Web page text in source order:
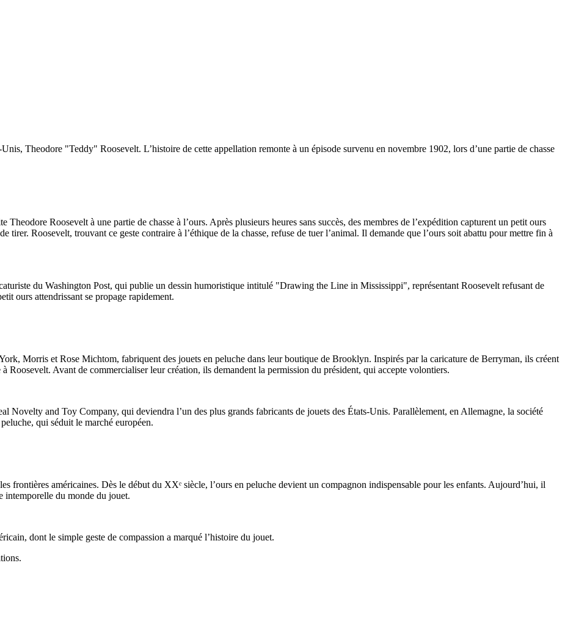
Theodore "Teddy" Roosevelt. L’histoire de cette appellation remonte à un épisode survenu en novembre 1902, lors d’une partie de chasse
Roosevelt à une partie de chasse à l’ours. Après plusieurs heures sans succès, des membres de l’expédition capturent un petit ours
tirer. Roosevelt, trouvant ce geste contraire à l’éthique de la chasse, refuse de tuer l’animal. Il demande que l’ours soit abattu pour mettre fin à
du Washington Post, qui publie un dessin humoristique intitulé "Drawing the Line in Mississippi", représentant Roosevelt refusant de
ours attendrissant se propage rapidement.
Morris et Rose Michtom, fabriquent des jouets en peluche dans leur boutique de Brooklyn. Inspirés par la caricature de Berryman, ils créent
Roosevelt. Avant de commercialiser leur création, ils demandent la permission du président, qui accepte volontiers.
Novelty and Toy Company, qui deviendra l’un des plus grands fabricants de jouets des États-Unis. Parallèlement, en Allemagne, la société
qui séduit le marché européen.
frontières américaines. Dès le début du XXᵉ siècle, l’ours en peluche devient un compagnon indispensable pour les enfants. Aujourd’hui, il
intemporelle du monde du jouet.
dont le simple geste de compassion a marqué l’histoire du jouet.